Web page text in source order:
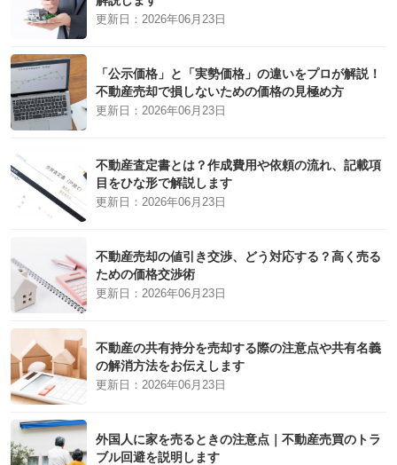
更新日： 2026年06月23日
「公示価格」と「実勢価格」の違いをプロが解説！
不動産売却で損しないための価格の見極め方
更新日： 2026年06月23日
不動産査定書とは？作成費用や依頼の流れ、記載項
目をひな形で解説します
更新日： 2026年06月23日
不動産売却の値引き交渉、どう対応する？高く売る
ための価格交渉術
更新日： 2026年06月23日
不動産の共有持分を売却する際の注意点や共有名義
の解消方法をお伝えします
更新日： 2026年06月23日
外国人に家を売るときの注意点｜不動産売買のトラ
ブル回避を説明します